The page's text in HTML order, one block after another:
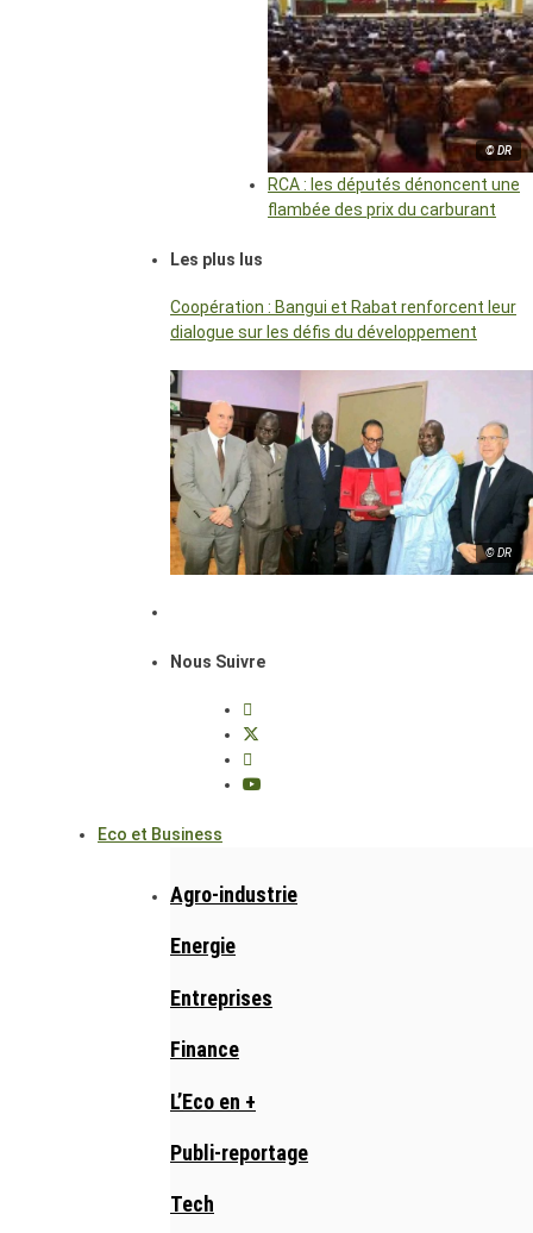
© DR
RCA : les députés dénoncent une
flambée des prix du carburant
Les plus lus
Coopération : Bangui et Rabat renforcent leur
dialogue sur les défis du développement
© DR
Nous Suivre
Eco et Business
Agro-industrie
Energie
Entreprises
Finance
L’Eco en +
Publi-reportage
Tech